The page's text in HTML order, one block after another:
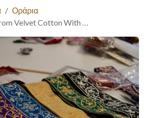
Οράρια
Velvet Cotton With …